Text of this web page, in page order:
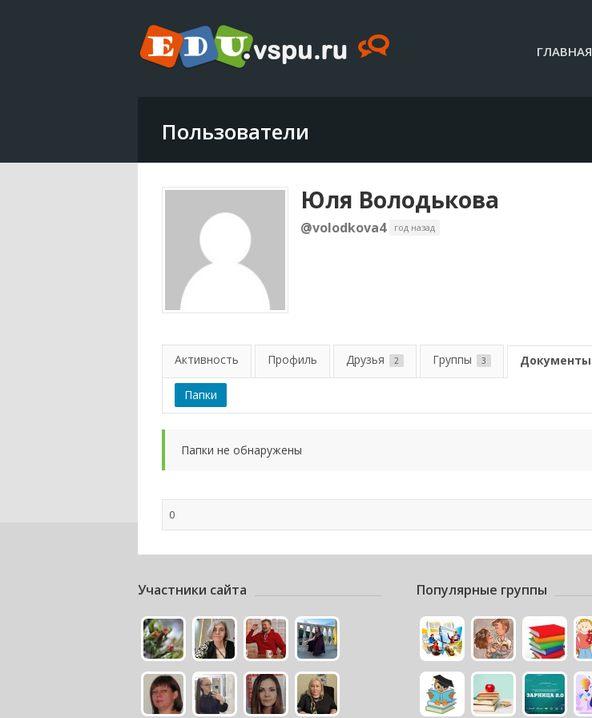
ГЛАВНАЯ
Пользователи
Юля Володькова
@volodkova4 год назад
Активность Профиль Друзья 2 Группы 3 Документы
Папки
Папки не обнаружены
0
Участники сайта Популярные группы